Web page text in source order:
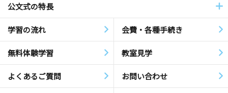
公文式の特長
学習の流れ 会費・各種手続き
無料体験学習 教室見学
よくあるご質問 お問い合わせ